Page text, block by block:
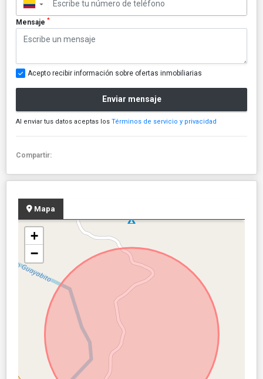
▼
Mensaje *
Acepto recibir información sobre ofertas inmobiliarias
Enviar mensaje
Al enviar tus datos aceptas los Términos de servicio y privacidad
Compartir:
Mapa
+
−